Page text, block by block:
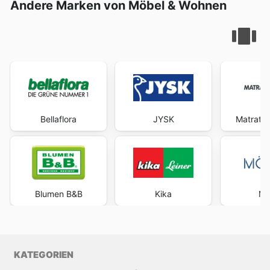
Ersparnisse.
Andere Marken von Möbel & Wohnen
Bellaflora
Blumen B&B
JYSK
Kika
KATEGORIEN